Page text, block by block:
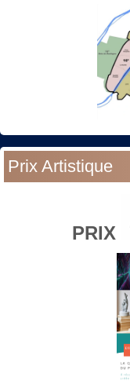
Prix Artistique
PRIX